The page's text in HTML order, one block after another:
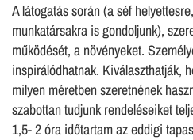
A látogatás során (a séf
munkatársakra is gondoljunk),
működését, a növényeket.
inspirálódhatnak. Kiválaszthatják,
milyen méretben szeretnének
szabottan tudjunk rendeléseiket
1,5- 2 óra időtartam az eddigi